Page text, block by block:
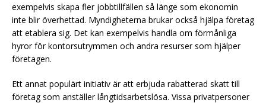
exempelvis skapa fler jobbtillfällen så länge som ekonomin
inte blir överhettad. Myndigheterna brukar också hjälpa företag
att etablera sig. Det kan exempelvis handla om förmånliga
hyror för kontorsutrymmen och andra resurser som hjälper
företagen.
Ett annat populärt initiativ är att erbjuda rabatterad skatt till
företag som anställer långtidsarbetslösa. Vissa privatpersoner